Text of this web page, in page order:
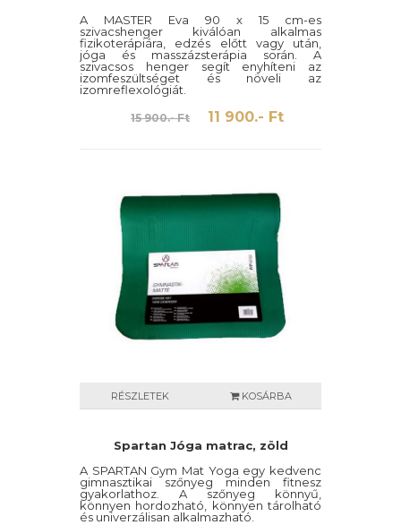
A MASTER Eva 90 x 15 cm-es
szivacshenger kiválóan alkalmas
fizikoterápiára, edzés előtt vagy után,
jóga és masszázsterápia során. A
szivacsos henger segít enyhíteni az
izomfeszültséget és növeli az
izomreflexológiát.
15 900.- Ft 11 900.- Ft
RÉSZLETEK KOSÁRBA
Spartan Jóga matrac, zöld
A SPARTAN Gym Mat Yoga egy kedvenc
gimnasztikai szőnyeg minden fitnesz
gyakorlathoz. A szőnyeg könnyű,
könnyen hordozható, könnyen tárolható
és univerzálisan alkalmazható.